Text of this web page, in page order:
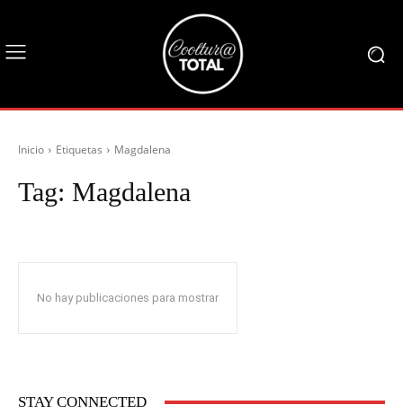
Inicio Etiquetas Magdalena
Tag: Magdalena
No hay publicaciones para mostrar
STAY CONNECTED